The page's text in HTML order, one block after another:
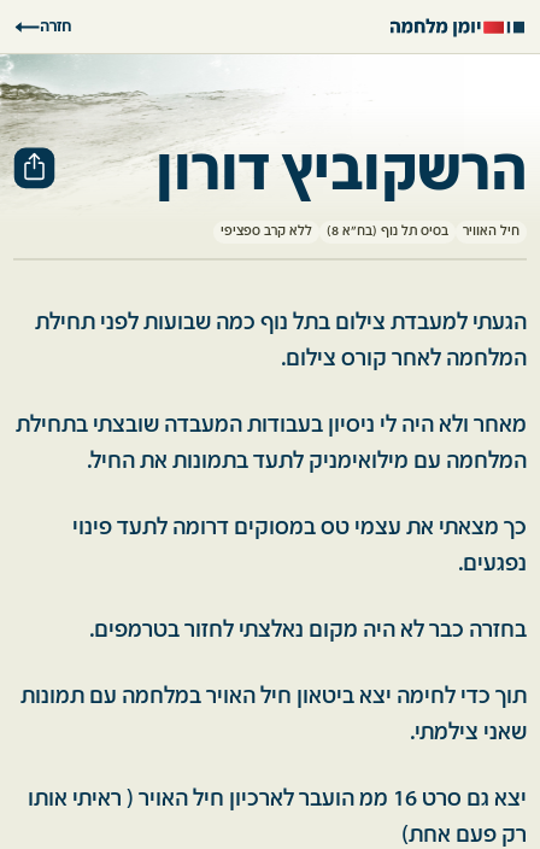
חזרה
הרשקוביץ דורון
חיל האוויר בסיס תל נוף (בח"א 8) ללא קרב ספציפי
הגעתי למעבדת צילום בתל נוף כמה שבועות לפני תחילת
המלחמה לאחר קורס צילום.
מאחר ולא היה לי ניסיון בעבודות המעבדה שובצתי בתחילת
המלחמה עם מילואימניק לתעד בתמונות את החיל.
כך מצאתי את עצמי טס במסוקים דרומה לתעד פינוי
נפגעים.
בחזרה כבר לא היה מקום נאלצתי לחזור בטרמפים.
תוך כדי לחימה יצא ביטאון חיל האויר במלחמה עם תמונות
שאני צילמתי.
יצא גם סרט 16 ממ הועבר לארכיון חיל האויר ( ראיתי אותו
רק פעם אחת)